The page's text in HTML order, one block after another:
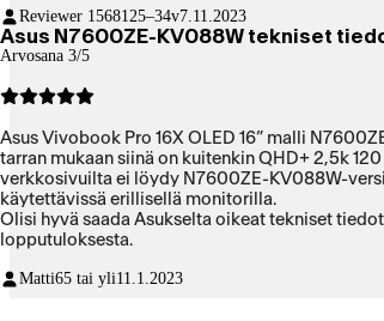
Reviewer 15681 25–34v7.11.2023
Asus N7600ZE-KV088W tekniset
Arvosana 3/5
Asus Vivobook Pro 16X OLED 16” malli
tarran mukaan siinä on kuitenkin QHD+ 2,5k
verkkosivuilta ei löydy N7600ZE-KV088W-
käytettävissä erillisellä monitorilla.
Olisi hyvä saada Asukselta oikeat tekniset
lopputuloksesta.
Matti65 tai yli11.1.2023